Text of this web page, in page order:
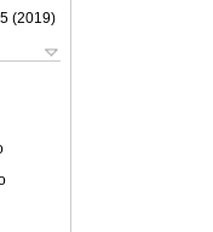
(2019)